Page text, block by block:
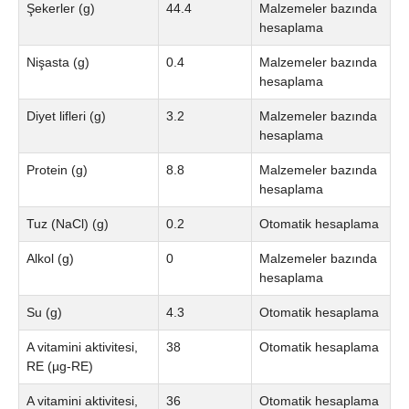
Şekerler (g) 44.4
Malzemeler bazında
hesaplama
Nişasta (g) 0.4
Malzemeler bazında
hesaplama
Diyet lifleri (g) 3.2
Malzemeler bazında
hesaplama
Protein (g) 8.8
Malzemeler bazında
hesaplama
Tuz (NaCl) (g) 0.2 Otomatik hesaplama
Alkol (g) 0
Malzemeler bazında
hesaplama
Su (g) 4.3 Otomatik hesaplama
A vitamini aktivitesi,
RE (µg-RE)
38 Otomatik hesaplama
A vitamini aktivitesi,
36 Otomatik hesaplama